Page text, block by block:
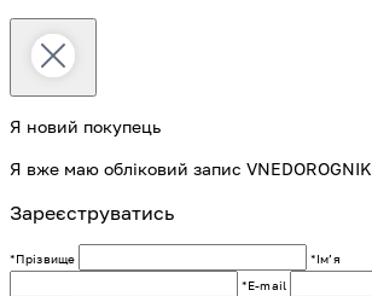
Я новий покупець
Я вже маю обліковий запис VNEDOROGNIK
Зареєструватись
*Прізвище
*Імʼя
*E-mail